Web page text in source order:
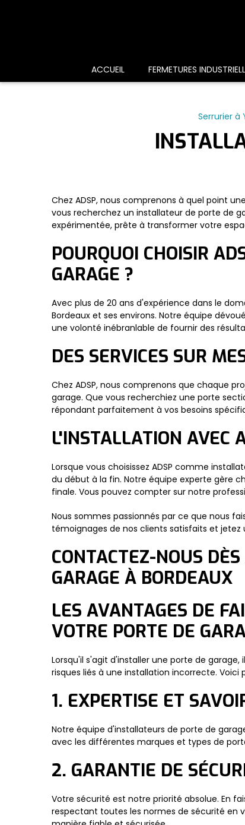
ACCUEIL FERMETURES
Serrurier à
Chez ADSP, nous comprenons à quel point
vous recherchez un installateur de porte de
expérimentée, prête à transformer votre
POURQUOI CHOISIR
GARAGE ?
Avec plus de 20 ans d'expérience dans le
Bordeaux et ses environs. Notre équipe
une volonté inébranlable de fournir des
DES SERVICES SUR
Chez ADSP, nous comprenons que chaque
garage. Que vous recherchiez une porte
répondant parfaitement à vos besoins
L'INSTALLATION AVEC
Lorsque vous choisissez ADSP comme
du début à la fin. Notre équipe experte gère
finale. Vous pouvez compter sur notre
Nous sommes passionnés par ce que nous
témoignages de nos clients satisfaits et
CONTACTEZ-NOUS
GARAGE À BORDEAUX
LES AVANTAGES DE
VOTRE PORTE DE
Lorsqu'il s'agit d'installer une porte de
risques liés à une installation incorrecte.
1. EXPERTISE ET
Notre équipe d'installateurs de porte de
avec les différentes marques et types de
2. GARANTIE DE
Votre sécurité est notre priorité absolue. En
respectant toutes les normes de sécurité en